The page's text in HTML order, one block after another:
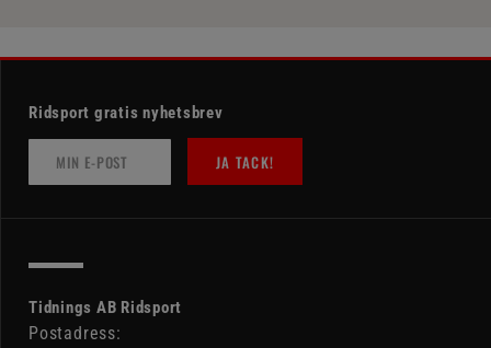
Ridsport gratis nyhetsbrev
JA TACK!
Tidnings AB Ridsport
Postadress: